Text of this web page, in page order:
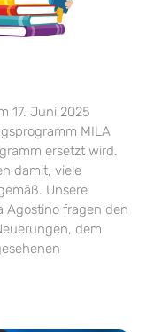
17. Juni 2025
MILA
ersetzt wird.
damit, viele
Unsere
Agostino fragen den
dem